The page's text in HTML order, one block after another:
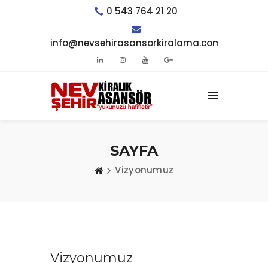
0 543 764 21 20
info@nevsehirasansorkiralama.com
SAYFA
Vizyonumuz
Vizyonumuz